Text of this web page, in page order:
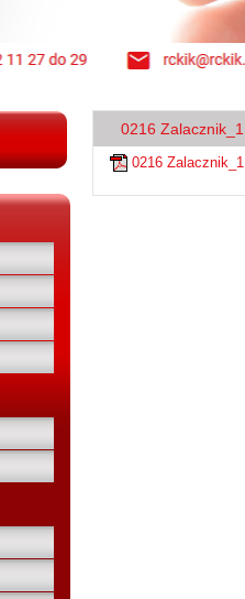
0216 Zalacznik_1
0216 Zalacznik_1